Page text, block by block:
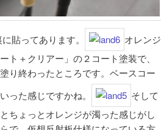
貼ってあります。
オレンジ
ト＋クリアー」の２コート塗装で、
り終わったところです。ベースコー
った感じですかね。
そして
ちょっとオレンジが濁った感じがし